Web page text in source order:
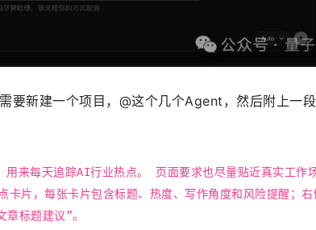
要新建一个项目，@这个几个Agent，然后附上一段
用来每天追踪AI行业热点。 页面要求也尽量贴近真实工作
片，每张卡片包含标题、热度、写作角度和风险提醒；右
标题建议”。